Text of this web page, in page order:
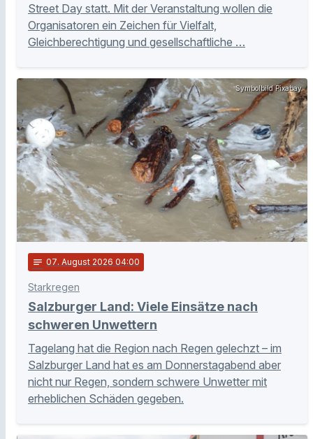
Street Day statt. Mit der Veranstaltung wollen die
Organisatoren ein Zeichen für Vielfalt,
Gleichberechtigung und gesellschaftliche …
Symbolbild Pixabay
notes 07. August 2026 04:00
Starkregen
Salzburger Land: Viele Einsätze nach
schweren Unwettern
Tagelang hat die Region nach Regen gelechzt – im
Salzburger Land hat es am Donnerstagabend aber
nicht nur Regen, sondern schwere Unwetter mit
erheblichen Schäden gegeben.